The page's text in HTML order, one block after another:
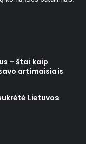
– štai kaip
artimaisiais
Lietuvos